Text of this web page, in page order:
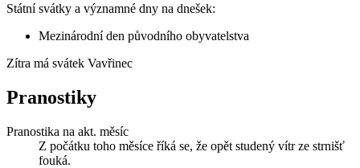
Státní svátky a významné dny na dnešek:
Mezinárodní den původního obyvatelstva
Zítra má svátek Vavřinec
Pranostiky
Pranostika na akt. měsíc
Z počátku toho měsíce říká se, že opět studený vítr ze strnišť
fouká.